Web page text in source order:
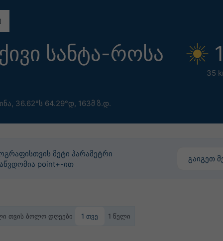
სანტა-როსა
, 36.62°ს 64.29°დ, 163მ ზ.დ.
35
მეტი პარამეტრი
point+-ით
გაიგეთ
თვის ბოლო დღეები 1 თვე 1 წელი